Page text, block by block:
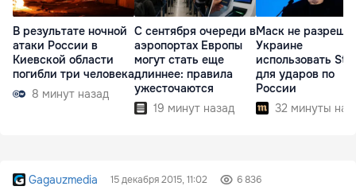
В результате ночной
атаки России в
Киевской области
погибли три человека
8 минут назад
С сентября очереди в
аэропортах Европы
могут стать еще
длиннее: правила
ужесточаются
19 минут назад
Маск не
Украине
использовать
для ударов по
России
32 минуты
Gagauzmedia 15 декабря 2015, 11:02 6 836